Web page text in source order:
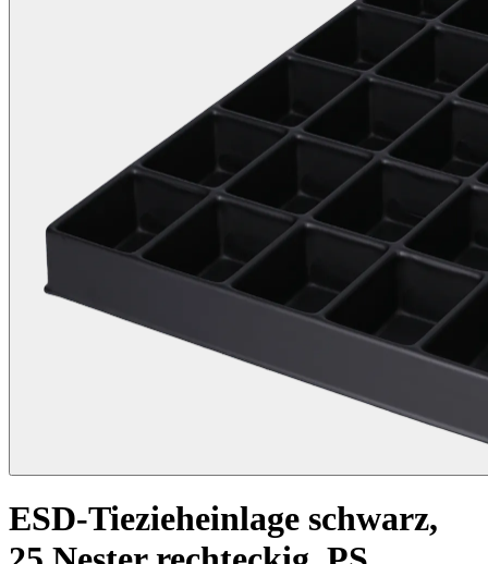
ESD-Tiezieheinlage schwarz,